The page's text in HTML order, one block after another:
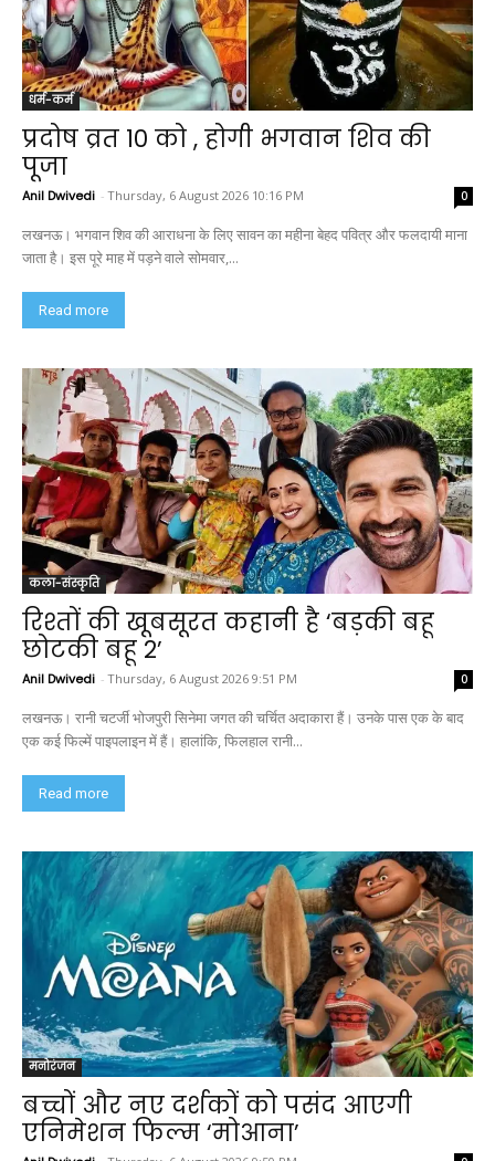
धर्म-कर्म
प्रदोष व्रत 10 को , होगी भगवान शिव की
पूजा
Anil Dwivedi - Thursday, 6 August 2026 10:16 PM 0
लखनऊ। भगवान शिव की आराधना के लिए सावन का महीना बेहद पवित्र और फलदायी माना
जाता है। इस पूरे माह में पड़ने वाले सोमवार,...
Read more
कला-संस्कृति
रिश्तों की खूबसूरत कहानी है ‘बड़की बहू
छोटकी बहू 2’
Anil Dwivedi - Thursday, 6 August 2026 9:51 PM 0
लखनऊ। रानी चटर्जी भोजपुरी सिनेमा जगत की चर्चित अदाकारा हैं। उनके पास एक के बाद
एक कई फिल्में पाइपलाइन में हैं। हालांकि, फिलहाल रानी...
Read more
मनोरंजन
बच्चों और नए दर्शकों को पसंद आएगी
एनिमेशन फिल्म ‘मोआना’